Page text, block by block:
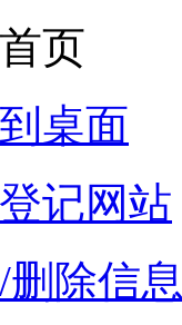
页
桌面
记网站
除信息